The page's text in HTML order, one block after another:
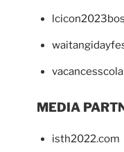
MEDIA
isth2022.com